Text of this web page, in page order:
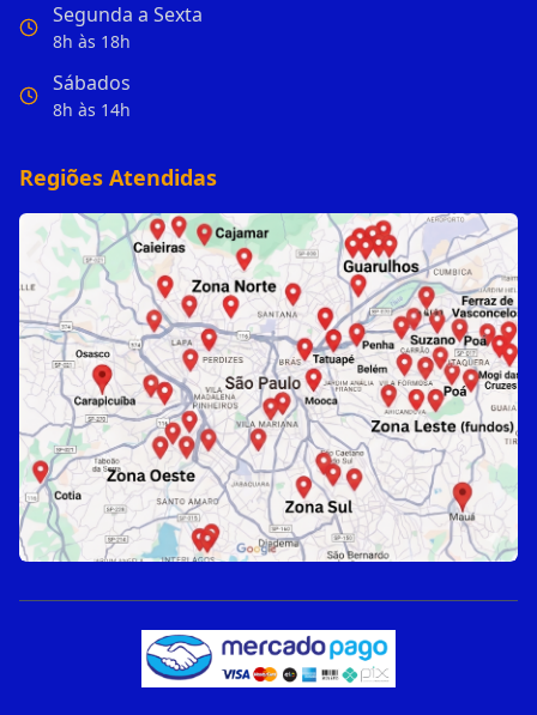
Segunda a Sexta
8h às 18h
Sábados
8h às 14h
Regiões Atendidas